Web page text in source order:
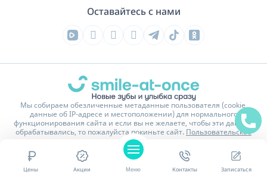
Цены Акции Меню Контакты Записаться
Оставайтесь с нами
Мы собираем обезличенные метаданные пользователя (cookie,
данные об IP-адресе и местоположении) для нормального
функционирования сайта и если вы не желаете, чтобы эти данные
обрабатывались, то пожалуйста покиньте сайт. Пользовательское
соглашение
На сайте имеются изображения и тексты обработанные или
сгенерированные нейросетью.